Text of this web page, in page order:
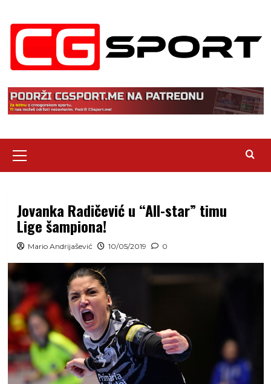
content
Menu
Jovanka Radičević u “All-star” timu
Lige šampiona!
Mario Andrijašević 10/05/2019 0